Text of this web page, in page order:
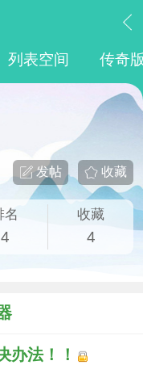
列表空间 传奇
收藏
发帖
名
4
收藏
4
办法！！